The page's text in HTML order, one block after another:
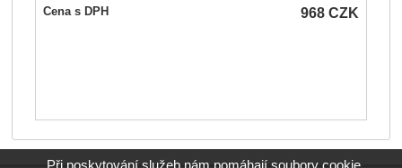
Cena s DPH 968 CZK
Při poskytování služeb nám pomáhají soubory cookie.